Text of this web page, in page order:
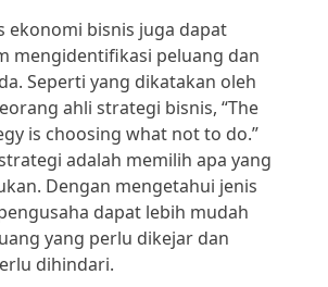
ekonomi bisnis juga dapat
mengidentifikasi peluang dan
Seperti yang dikatakan oleh
ahli strategi bisnis, “The
is choosing what not to do.”
adalah memilih apa yang
Dengan mengetahui jenis
dapat lebih mudah
yang perlu dikejar dan
dihindari.